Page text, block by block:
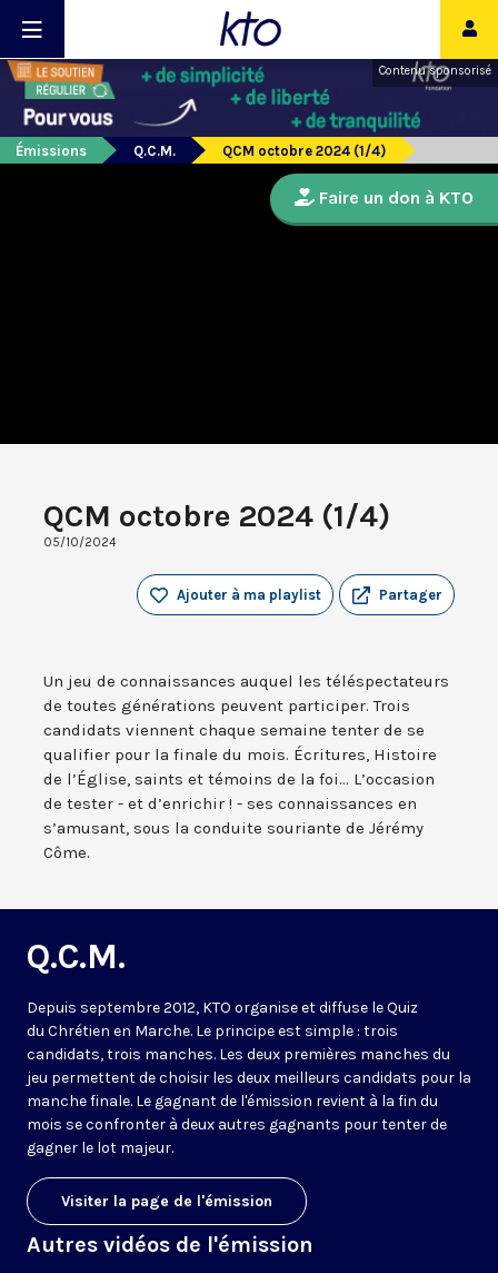
Contenu sponsorisé
Émissions Q.C.M. QCM octobre 2024 (1/4)
QCM octobre 2024 (1/4)
05/10/2024
Partager
Ajouter à ma playlist
Un jeu de connaissances auquel les téléspectateurs
de toutes générations peuvent participer. Trois
candidats viennent chaque semaine tenter de se
qualifier pour la finale du mois. Écritures, Histoire
de l’Église, saints et témoins de la foi... L’occasion
de tester - et d’enrichir ! - ses connaissances en
s’amusant, sous la conduite souriante de Jérémy
Côme.
Q.C.M.
Depuis septembre 2012, KTO organise et diffuse le Quiz
du Chrétien en Marche. Le principe est simple : trois
candidats, trois manches. Les deux premières manches du
jeu permettent de choisir les deux meilleurs candidats pour la
manche finale. Le gagnant de l'émission revient à la fin du
mois se confronter à deux autres gagnants pour tenter de
gagner le lot majeur.
Visiter la page de l'émission
Autres vidéos de l'émission
Faire un don à KTO